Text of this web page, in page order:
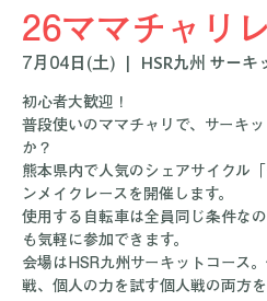
26ママチャリ
初心者大歓迎！
普段使いのママチャリで、サーキ
か？
熊本県内で人気のシェアサイクル
ンメイクレースを開催します。
使用する自転車は全員同じ条件な
も気軽に参加できます。
会場はHSR九州サーキットコース